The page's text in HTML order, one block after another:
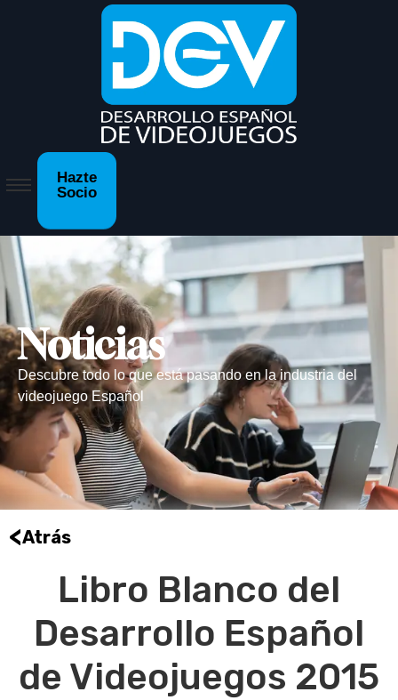
Hazte
Socio
Noticias
Descubre todo lo que está pasando en la industria del
videojuego Español
<Atrás
Libro Blanco del
Desarrollo Español
de Videojuegos 2015